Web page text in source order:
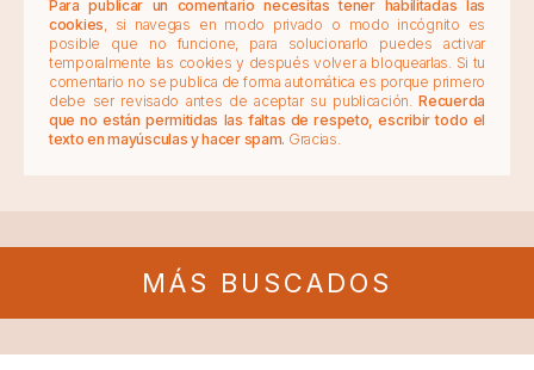
Para publicar un comentario necesitas tener habilitadas las
cookies , si navegas en modo privado o modo incógnito es
posible que no funcione, para solucionarlo puedes activar
temporalmente las cookies y después volver a bloquearlas. Si tu
comentario no se publica de forma automática es porque primero
debe ser revisado antes de aceptar su publicación.Recuerda
que no están permitidas las faltas de respeto, escribir todo el
texto en mayúsculas y hacer spam. Gracias.
MÁS BUSCADOS